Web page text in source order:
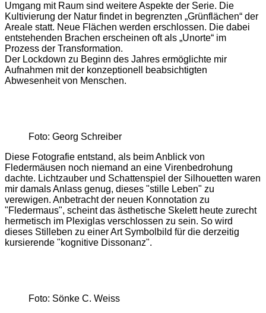
Umgang mit Raum sind weitere Aspekte der Serie. Die
Kultivierung der Natur findet in begrenzten „Grünflächen“ der
Areale statt. Neue Flächen werden erschlossen. Die dabei
entstehenden Brachen erscheinen oft als „Unorte“ im
Prozess der Transformation.
Der Lockdown zu Beginn des Jahres ermöglichte mir
Aufnahmen mit der konzeptionell beabsichtigten
Abwesenheit von Menschen.
Foto: Georg Schreiber
Diese Fotografie entstand, als beim Anblick von
Fledermäusen noch niemand an eine Virenbedrohung
dachte. Lichtzauber und Schattenspiel der Silhouetten waren
mir damals Anlass genug, dieses "stille Leben" zu
verewigen. Anbetracht der neuen Konnotation zu
"Fledermaus", scheint das ästhetische Skelett heute zurecht
hermetisch im Plexiglas verschlossen zu sein. So wird
dieses Stilleben zu einer Art Symbolbild für die derzeitig
kursierende "kognitive Dissonanz".
Foto: Sönke C. Weiss